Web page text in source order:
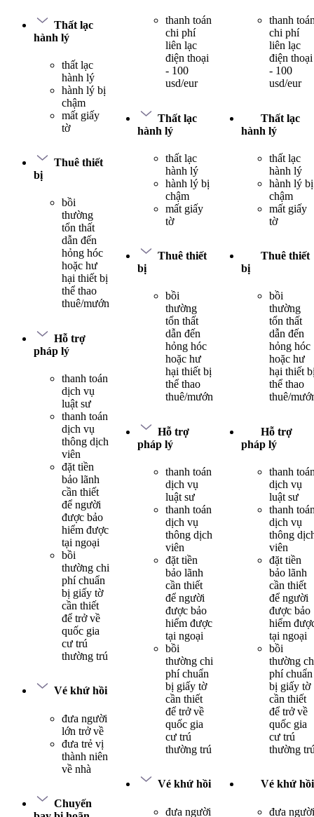
Thất lạc
hành lý
thất lạc
hành lý
hành lý bị
chậm
mất giấy
tờ
Thuê thiết
bị
bồi
thường
tổn thất
dẫn đến
hỏng hóc
hoặc hư
hại thiết bị
thể thao
thuê/mướn
Hỗ trợ
pháp lý
thanh toán
dịch vụ
luật sư
thanh toán
dịch vụ
thông dịch
viên
đặt tiền
bảo lãnh
cần thiết
để người
được bảo
hiểm được
tại ngoại
bồi
thường chi
phí chuẩn
bị giấy tờ
cần thiết
để trở về
quốc gia
cư trú
thường trú
Vé khứ hồi
đưa người
lớn trở về
đưa trẻ vị
thành niên
về nhà
Chuyến
thanh toán
chi phí
liên lạc
điện thoại
- 100
usd/eur
Thất lạc
hành lý
thất lạc
hành lý
hành lý bị
chậm
mất giấy
tờ
Thuê thiết
bị
bồi
thường
tổn thất
dẫn đến
hỏng hóc
hoặc hư
hại thiết bị
thể thao
thuê/mướn
Hỗ trợ
pháp lý
thanh toán
dịch vụ
luật sư
thanh toán
dịch vụ
thông dịch
viên
đặt tiền
bảo lãnh
cần thiết
để người
được bảo
hiểm được
tại ngoại
bồi
thường chi
phí chuẩn
bị giấy tờ
cần thiết
để trở về
quốc gia
cư trú
thường trú
Vé khứ hồi
đưa người
thanh
chi phí
liên lạc
điện thoại
- 100
usd/eur
Thất lạc
hành lý
thất lạc
hành lý
hành lý bị
chậm
mất giấy
tờ
Thuê thiết
bị
bồi
thường
tổn thất
dẫn đến
hỏng hóc
hoặc hư
hại thiết
thể thao
thuê/
Hỗ trợ
pháp lý
thanh
dịch vụ
luật sư
thanh
dịch vụ
thông
viên
đặt tiền
bảo lãnh
cần thiết
để người
được bảo
hiểm
tại ngoại
bồi
thường
phí chuẩn
bị giấy tờ
cần thiết
để trở về
quốc gia
cư trú
thường
Vé khứ hồi
đưa người